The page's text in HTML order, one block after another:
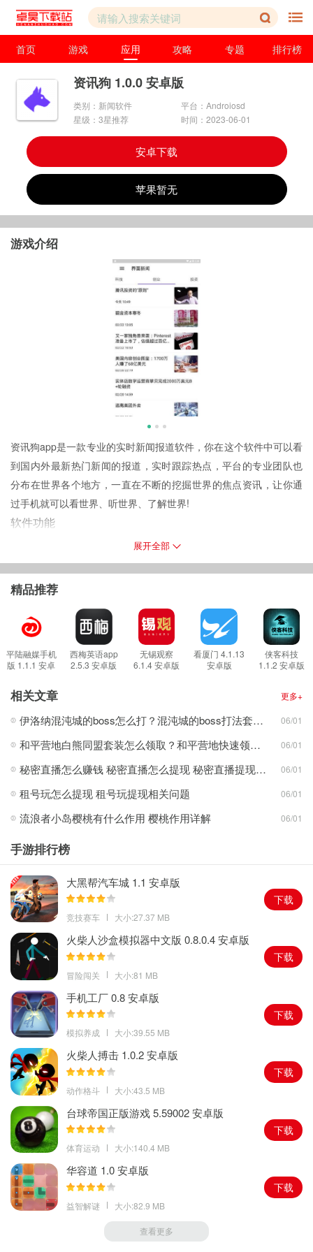
首页 游戏 应用 攻略 专题 排行榜
资讯狗 1.0.0 安卓版
类别：新闻软件
平台：Androiosd
星级：3星推荐
时间：2023-06-01
安卓下载
苹果暂无
游戏介绍
资讯狗app是一款专业的实时新闻报道软件，你在这个软件中可以看
到国内外最新热门新闻的报道，实时跟踪热点，平台的专业团队也
分布在世界各个地方，一直在不断的挖掘世界的焦点资讯，让你通
过手机就可以看世界、听世界、了解世界!
软件功能
1、看直播，资讯狗app为用户提供新闻直播，让你看到最真实的报
2、重大事件的播报，国内外重大事件、重大新闻的权威发布，让用
户及时收到新闻资讯;
3、丰富频道，热点、社会、财经、军事、视频直播……这些都有详
细的分类，用户可以自定义模块;
4、本地新闻，用户可以自己通过手机定位自己所在的城市，就可以
收到该城市的新闻热点。
软件特色
内外重大事件的权威发布;
2、实时资讯，随时随地发现新内容，为你带来全方位的军事实时新
闻，军情动态;
3、一键分享，用户可以选择把重大的新闻事件一键分享到新浪微
4、话题社区，用户可以在这个界面中自由讨论对某一个新闻事件的
看法，也可以看看别人对整个事件的看法。
更新日志
1、优化播放线路，修复已知bug。
2、优化应用的启动速度。
展开全部
精品推荐
平陆融媒手机
版 1.1.1 安卓
西梅英语app
2.5.3 安卓版
无锡观察
6.1.4 安卓版
看厦门 4.1.13
安卓版
侠客科技
1.1.2 安卓版
相关文章 更多+
伊洛纳混沌城的boss怎么打？混沌城的boss打法套路细节教程 06/01
和平营地白熊同盟套装怎么领取？和平营地快速领取白熊同盟套装方法 06/01
秘密直播怎么赚钱 秘密直播怎么提现 秘密直播提现操作流程介绍 06/01
租号玩怎么提现 租号玩提现相关问题 06/01
流浪者小岛樱桃有什么作用 樱桃作用详解 06/01
手游排行榜
大黑帮汽车城 1.1 安卓版
竞技赛车 大小:27.37 MB
下载
火柴人沙盒模拟器中文版 0.8.0.4 安卓版
冒险闯关 大小:81 MB
下载
手机工厂 0.8 安卓版
模拟养成 大小:39.55 MB
下载
火柴人搏击 1.0.2 安卓版
动作格斗 大小:43.5 MB
下载
台球帝国正版游戏 5.59002 安卓版
体育运动 大小:140.4 MB
下载
华容道 1.0 安卓版
益智解谜 大小:82.9 MB
下载
查看更多